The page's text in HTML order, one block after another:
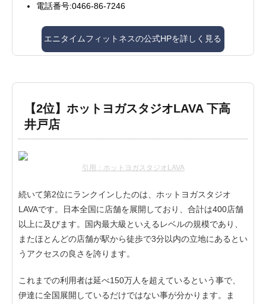
電話番号:0466-86-7246
エニタイムフィットネスの公式HPを詳しく見る
【2位】ホットヨガスタジオLAVA 下高
井戸店
引用：ホットヨガスタジオLAVA
続いて第2位にランクインしたのは、ホットヨガスタジオ
LAVAです。日本全国に店舗を展開しており、合計は400店舗
以上に及びます。国内最大級といえるレベルの規模であり、
またほとんどの店舗が駅から徒歩で3分以内の立地にあるとい
うアクセスの良さを誇ります。
これまでの利用者は延べ150万人を超えているという事で、
伊達に全国展開しているだけではない事が分かります。ま